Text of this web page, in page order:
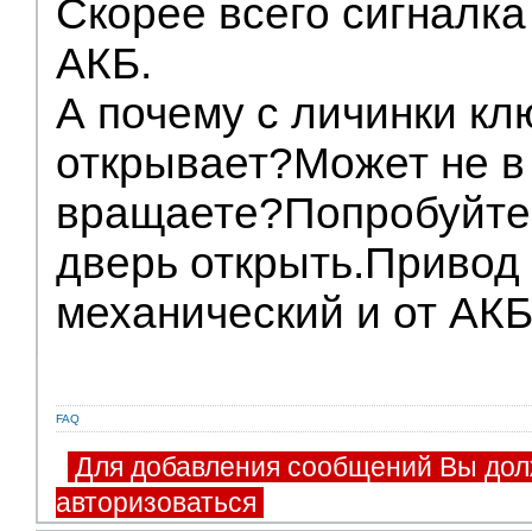
Скорее всего
АКБ.
А почему с личинки
открывает?Может не в
дверь
механический и от
FAQ
Для добавления сообщений Вы
авторизоваться